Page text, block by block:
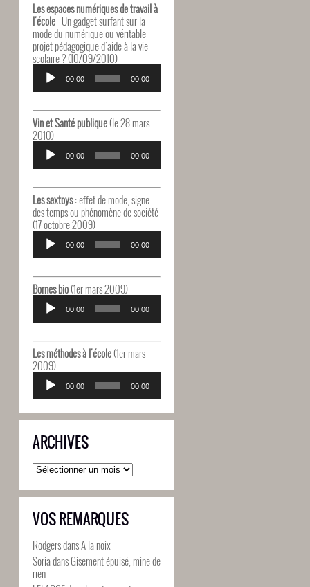
Les espaces numériques de travail à
l'école: Un gadget surfant sur la
mode du numérique ou véritable
projet pédagogique d'aide à la vie
scolaire ? (10/09/2010)
Lecteur
audio
00:00 00:00
Vin et Santé publique(le 28 mars
2010)
Lecteur
audio
00:00 00:00
Les sextoys: effet de mode, signe
des temps ou phénomène de société
(17 octobre 2009)
Lecteur
audio
00:00 00:00
Bornes bio(1er mars 2009)
Lecteur
audio
00:00 00:00
Les méthodes à l'école(1er mars
2009)
Lecteur
audio
00:00 00:00
ARCHIVES
Archives
VOS REMARQUES
RodgersdansA la noix
SoriadansGisement épuisé, mine de
rien